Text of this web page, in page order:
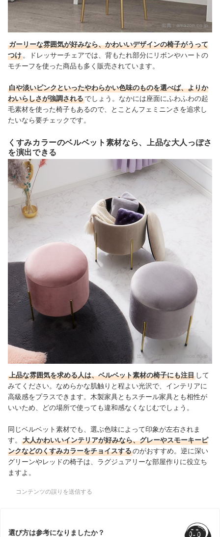
出典： amazon.co.jp
ガーリーな雰囲気が好みなら、かわいいデザインの椅子がうって
つけ 。ドレッサーチェアでは、背もたれ部分にリボンやハートの
モチーフを使った商品も多く販売されています。
白や淡いピンクといったやわらかい色味のものを選べば、よりか
わいらしさが強調されるでしょう。なかには座面にふわふわの起
毛素材を使った椅子もあるので、とことんフェミニンさを追求し
たいなら要チェックです。
くすみカラーのベルベット素材なら、上品な大人っぽさ
を演出できる
出典： paypaymall.yahoo.co.jp
上品な雰囲気を求める人は、ベルベット素材の椅子にも注目 して
みてください。なめらかな肌触りと程よい光沢で、インテリアに
高級感をプラスできます。木製家具ともスチール家具とも相性が
いいため、どの場所で使っても違和感なくなじむでしょう。
同じベルベット素材でも、選ぶ色味によって印象が左右されま
す。
大人かわいいインテリアが好みなら、グレーやスモーキーピ
ンクなどのくすみカラーをチョイスするのがおすすめ。逆に深い
グリーンやレッドの椅子は、ラグジュアリーな部屋作りに役立ち
ますよ。
コンテンツの誤りを送信する
選び方は参考になりましたか？